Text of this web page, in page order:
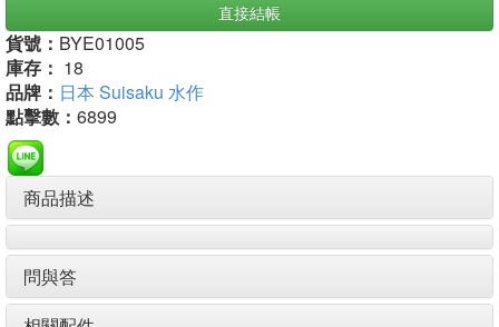
直接結帳
貨號： BYE01005
庫存： 18
品牌： 日本 Suisaku 水作
點擊數： 6899
商品描述
問與答